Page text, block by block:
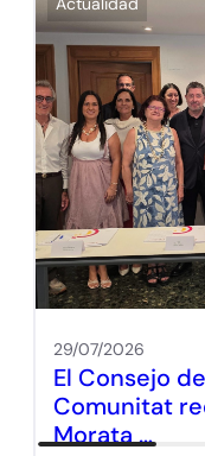
29/07/2026
El Consejo
Comunitat
Morata …